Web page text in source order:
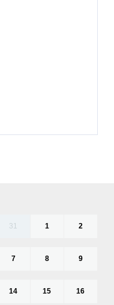
31 1 2
7 8 9
14 15 16